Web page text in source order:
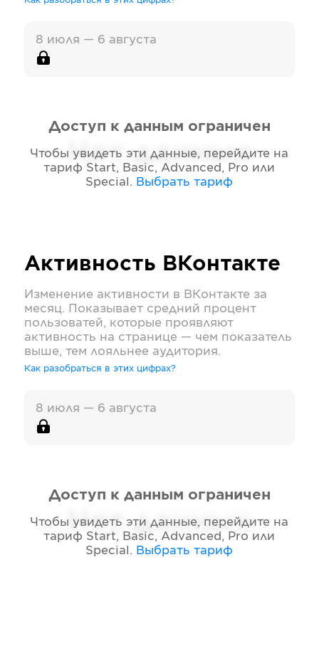
8 июля — 6 августа
Нет данных
Доступ к данным ограничен
Чтобы увидеть эти данные, перейдите на
тариф Start, Basic, Advanced, Pro или
Special . Выбрать тариф
Активность ВКонтакте
Изменение активности в ВКонтакте за
месяц. Показывает средний процент
пользоватей, которые проявляют
активность на странице — чем показатель
выше, тем лояльнее аудитория.
Как разобраться в этих цифрах?
8 июля — 6 августа
Нет данных
Доступ к данным ограничен
Чтобы увидеть эти данные, перейдите на
тариф Start, Basic, Advanced, Pro или
Special . Выбрать тариф